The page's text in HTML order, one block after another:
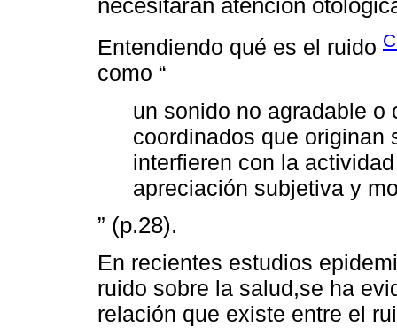
Entendiendo qué es el ruido
como “
un sonido no agradable o
coordinados que originan
interfieren con la
apreciación subjetiva y
” (p.28).
En recientes estudios
ruido sobre la salud,se ha
relación que existe entre el